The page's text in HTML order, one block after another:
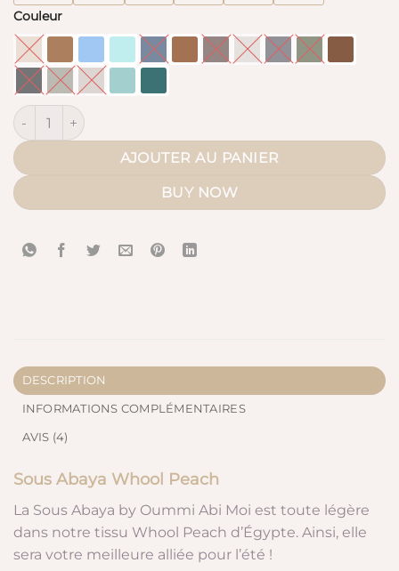
Couleur
quantité de Sous Abaya (Whool Peach Classique)
AJOUTER AU PANIER
BUY NOW
DESCRIPTION
INFORMATIONS COMPLÉMENTAIRES
AVIS (4)
Sous Abaya Whool Peach
La Sous Abaya by Oummi Abi Moi est toute légère
dans notre tissu Whool Peach d’Égypte. Ainsi, elle
sera votre meilleure alliée pour l’été !